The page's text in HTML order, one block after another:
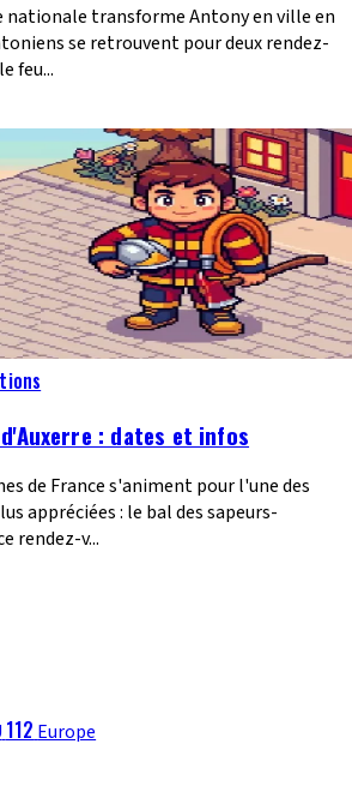
nationale transforme Antony en ville en
se retrouvent pour deux rendez-
feu...
: dates et infos
de France s'animent pour l'une des
appréciées : le bal des sapeurs-
rendez-v...
112 Europe